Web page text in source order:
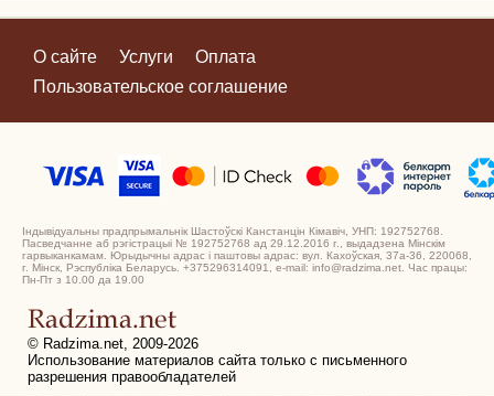
О сайте Услуги
Оплата
Пользовательское соглашение
Індывідуальны прадпрымальнік Шастоўскі Канстанцін Кімавіч, УНП: 192752768.
Пасведчанне аб рэгістрацыі № 192752768 ад 29.12.2016 г., выдадзена Мінскім
гарвыканкамам. Юрыдычны адрас і паштовы адрас: вул. Кахоўская, 37а-36, 220068,
г. Мінск, Рэспубліка Беларусь. +375296314091, e-mail: info@radzima.net. Час працы:
Пн-Пт з 10.00 да 19.00
© Radzima.net, 2009-2026
Использование материалов сайта только с письменного
разрешения правообладателей